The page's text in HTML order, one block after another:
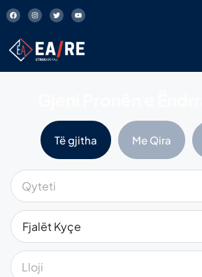
Të gjitha Me Qira
Qyteti
Lloji